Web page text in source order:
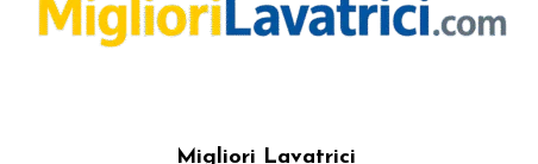
Migliori Lavatrici